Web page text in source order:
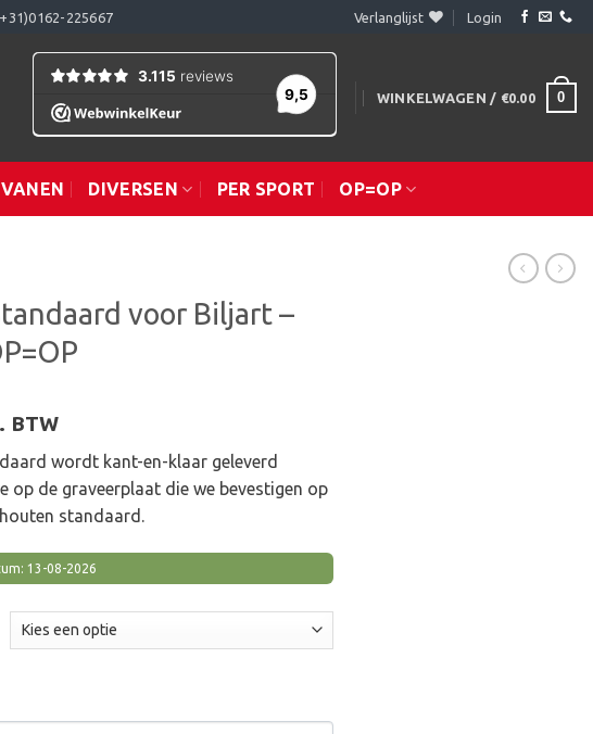
225667 Verlanglijst Login
WINKELWAGEN / €0.00 0
VANEN DIVERSEN PER SPORT OP=OP
voor Biljart –
BTW
wordt kant-en-klaar geleverd
op de graveerplaat die we bevestigen op
standaard.
13-08-2026